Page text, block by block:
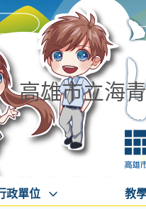
高雄市立海
政單位 教